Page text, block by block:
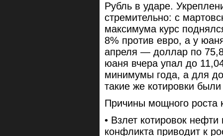
Рубль в ударе.
стремительно: с
максимума курс
8% против евро, а у
апреля — доллар по
юаня вчера упал до
минимумы года, а для
такие же котировки
Причины мощного роста
• Взлет котировок нефти
конфликта приводит к